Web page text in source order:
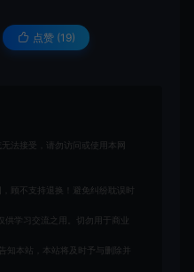
点赞 (19)
法接受，请勿访问或使用本网
顾不支持退换！避免纠纷耽误时
供学习交流之用。切勿用于商业
知本站，本站将及时予与删除并